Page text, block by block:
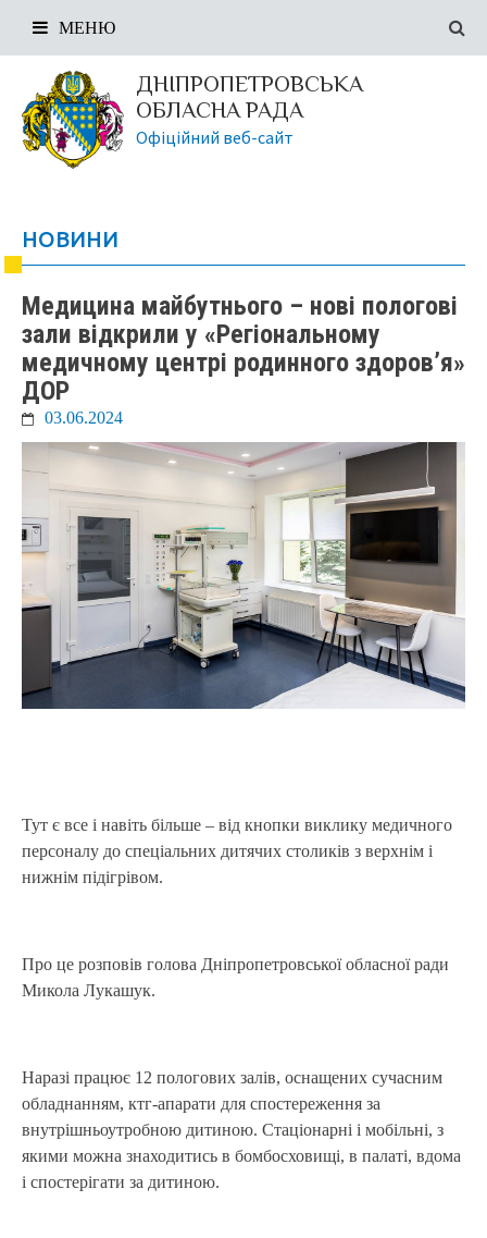
ДНІПРОПЕТРОВСЬКА
ОБЛАСНА РАДА
Офіційний веб-сайт
МЕНЮ
НОВИНИ
Медицина майбутнього – нові пологові
зали відкрили у «Регіональному
медичному центрі родинного здоров’я»
ДОР
03.06.2024
Тут є все і навіть більше – від кнопки виклику медичного
персоналу до спеціальних дитячих столиків з верхнім і
нижнім підігрівом.
Про це розповів голова Дніпропетровської обласної ради
Микола Лукашук.
Наразі працює 12 пологових залів, оснащених сучасним
обладнанням, ктг-апарати для спостереження за
внутрішньоутробною дитиною. Стаціонарні і мобільні, з
якими можна знаходитись в бомбосховищі, в палаті, вдома
і спостерігати за дитиною.